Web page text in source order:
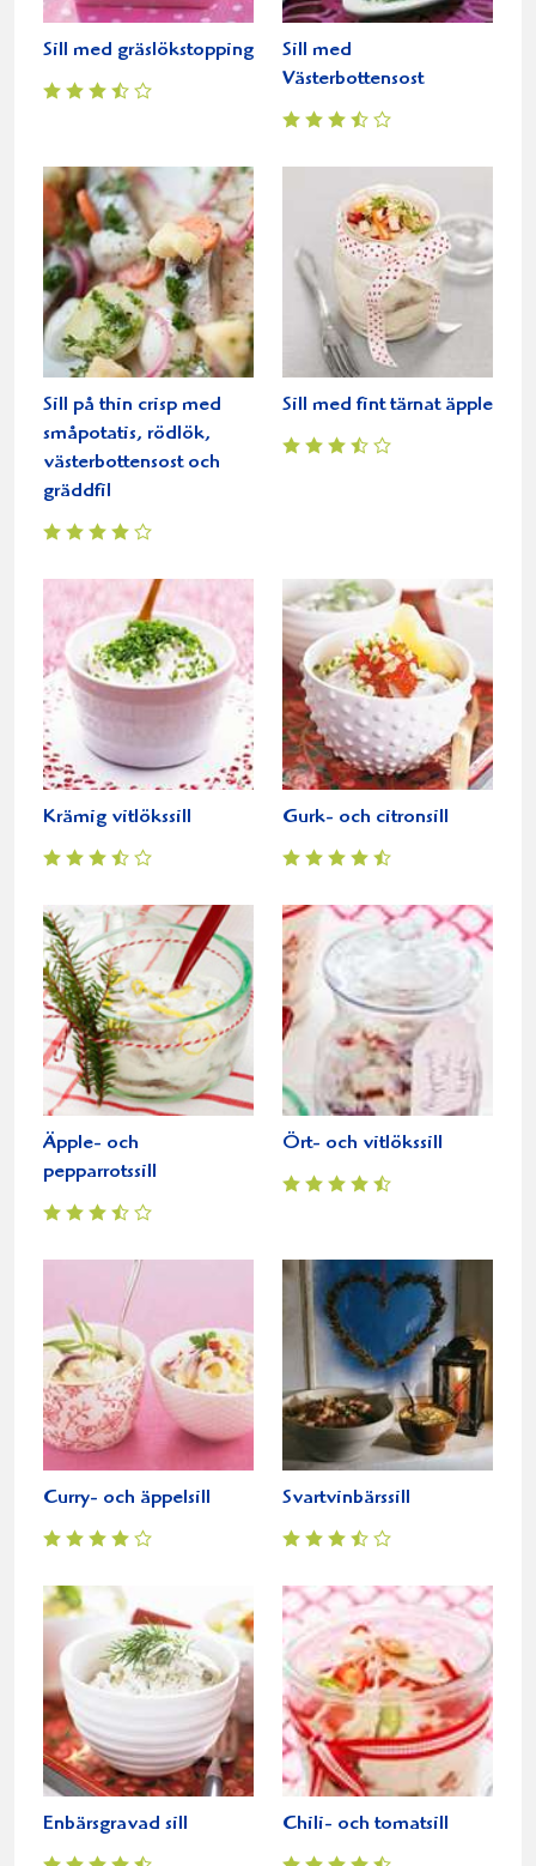
Sill med gräslökstopping
Sill med
Västerbottensost
Sill på thin crisp med
småpotatis, rödlök,
västerbottensost och
gräddfil
Sill med fint tärnat äpple
Krämig vitlökssill Gurk- och citronsill
Äpple- och
pepparrotssill
Ört- och vitlökssill
Curry- och äppelsill Svartvinbärssill
Enbärsgravad sill Chili- och tomatsill